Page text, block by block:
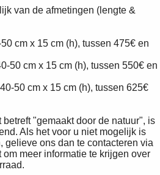
van de afmetingen (lengte &
cm x 15 cm (h), tussen 475€ en
50 cm x 15 cm (h), tussen 550€ en
50 cm x 15 cm (h), tussen 625€
"gemaakt door de natuur", is
Als het voor u niet mogelijk is
gelieve ons dan te contacteren via
meer informatie te krijgen over